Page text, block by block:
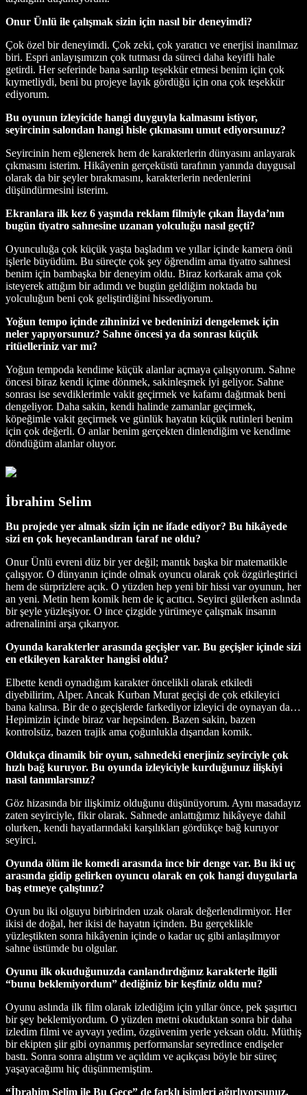
Onur Ünlü ile çalışmak sizin için nasıl bir deneyimdi?
Çok özel bir deneyimdi. Çok zeki, çok yaratıcı ve enerjisi inanılmaz
biri. Espri anlayışımızın çok tutması da süreci daha keyifli hale
getirdi. Her seferinde bana sarılıp teşekkür etmesi benim için çok
kıymetliydi, beni bu projeye layık gördüğü için ona çok teşekkür
ediyorum.
Bu oyunun izleyicide hangi duyguyla kalmasını istiyor,
seyircinin salondan hangi hisle çıkmasını umut ediyorsunuz?
Seyircinin hem eğlenerek hem de karakterlerin dünyasını anlayarak
çıkmasını isterim. Hikâyenin gerçeküstü tarafının yanında duygusal
olarak da bir şeyler bırakmasını, karakterlerin nedenlerini
düşündürmesini isterim.
Ekranlara ilk kez 6 yaşında reklam filmiyle çıkan İlayda’nın
bugün tiyatro sahnesine uzanan yolculuğu nasıl geçti?
Oyunculuğa çok küçük yaşta başladım ve yıllar içinde kamera önü
işlerle büyüdüm. Bu süreçte çok şey öğrendim ama tiyatro sahnesi
benim için bambaşka bir deneyim oldu. Biraz korkarak ama çok
isteyerek attığım bir adımdı ve bugün geldiğim noktada bu
yolculuğun beni çok geliştirdiğini hissediyorum.
Yoğun tempo içinde zihninizi ve bedeninizi dengelemek için
neler yapıyorsunuz? Sahne öncesi ya da sonrası küçük
ritüelleriniz var mı?
Yoğun tempoda kendime küçük alanlar açmaya çalışıyorum. Sahne
öncesi biraz kendi içime dönmek, sakinleşmek iyi geliyor. Sahne
sonrası ise sevdiklerimle vakit geçirmek ve kafamı dağıtmak beni
dengeliyor. Daha sakin, kendi halinde zamanlar geçirmek,
köpeğimle vakit geçirmek ve günlük hayatın küçük rutinleri benim
için çok değerli. O anlar benim gerçekten dinlendiğim ve kendime
döndüğüm alanlar oluyor.
İbrahim Selim
Bu projede yer almak sizin için ne ifade ediyor? Bu hikâyede
sizi en çok heyecanlandıran taraf ne oldu?
Onur Ünlü evreni düz bir yer değil; mantık başka bir matematikle
çalışıyor. O dünyanın içinde olmak oyuncu olarak çok özgürleştirici
hem de sürprizlere açık. O yüzden hep yeni bir hissi var oyunun, her
an yeni. Metin hem komik hem de iç acıtıcı. Seyirci gülerken aslında
bir şeyle yüzleşiyor. O ince çizgide yürümeye çalışmak insanın
adrenalinini arşa çıkarıyor.
Oyunda karakterler arasında geçişler var. Bu geçişler içinde sizi
en etkileyen karakter hangisi oldu?
Elbette kendi oynadığım karakter öncelikli olarak etkiledi
diyebilirim, Alper. Ancak Kurban Murat geçişi de çok etkileyici
bana kalırsa. Bir de o geçişlerde farkediyor izleyici de oynayan da…
Hepimizin içinde biraz var hepsinden. Bazen sakin, bazen
kontrolsüz, bazen trajik ama çoğunlukla dışarıdan komik.
Oldukça dinamik bir oyun, sahnedeki enerjiniz seyirciyle çok
hızlı bağ kuruyor. Bu oyunda izleyiciyle kurduğunuz ilişkiyi
nasıl tanımlarsınız?
Göz hizasında bir ilişkimiz olduğunu düşünüyorum. Aynı masadayız
zaten seyirciyle, fikir olarak. Sahnede anlattığımız hikâyeye dahil
olurken, kendi hayatlarındaki karşılıkları gördükçe bağ kuruyor
seyirci.
Oyunda ölüm ile komedi arasında ince bir denge var. Bu iki uç
arasında gidip gelirken oyuncu olarak en çok hangi duygularla
baş etmeye çalıştınız?
Oyun bu iki olguyu birbirinden uzak olarak değerlendirmiyor. Her
ikisi de doğal, her ikisi de hayatın içinden. Bu gerçeklikle
yüzleştikten sonra hikâyenin içinde o kadar uç gibi anlaşılmıyor
sahne üstümde bu olgular.
Oyunu ilk okuduğunuzda canlandırdığınız karakterle ilgili
“bunu beklemiyordum” dediğiniz bir keşfiniz oldu mu?
Oyunu aslında ilk film olarak izlediğim için yıllar önce, pek şaşırtıcı
bir şey beklemiyordum. O yüzden metni okuduktan sonra bir daha
izledim filmi ve ayvayı yedim, özgüvenim yerle yeksan oldu. Müthiş
bir ekipten şiir gibi oynanmış performanslar seyredince endişeler
bastı. Sonra sonra alıştım ve açıldım ve açıkçası böyle bir süreç
yaşayacağımı hiç düşünmemiştim.
“İbrahim Selim ile Bu Gece” de farklı isimleri ağırlıyorsunuz.